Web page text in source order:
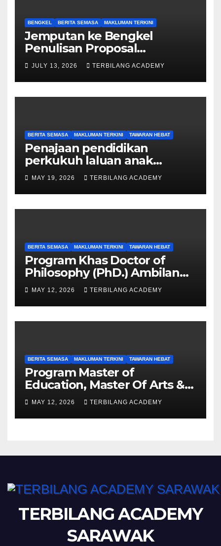
BENGKEL BERITA SEMASA MAKLUMAN TERKINI
Jemputan ke Bengkel
Penulisan Proposal
Permohonan Kemasukan
Program Khas Doktor
Falsafah (PhD).
JULY 13, 2026 TERBILANG ACADEMY
BERITA SEMASA MAKLUMAN TERKINI TAWARAN HEBAT
Penajaan pendidikan
perkukuh laluan anak
Sarawak ke peringkat
Sarjana, PhD
MAY 19, 2026 TERBILANG ACADEMY
BERITA SEMASA MAKLUMAN TERKINI TAWARAN HEBAT
Program Khas Doctor of
Philosophy (PhD.) Ambilan
September 2026 Kini Dibuka
MAY 12, 2026 TERBILANG ACADEMY
BERITA SEMASA MAKLUMAN TERKINI TAWARAN HEBAT
Program Master of
Education, Master Of Arts &
Master of Science UPSI
Ambilan September 2026
Kini Dibuka
MAY 12, 2026 TERBILANG ACADEMY
TERBILANG ACADEMY
SARAWAK